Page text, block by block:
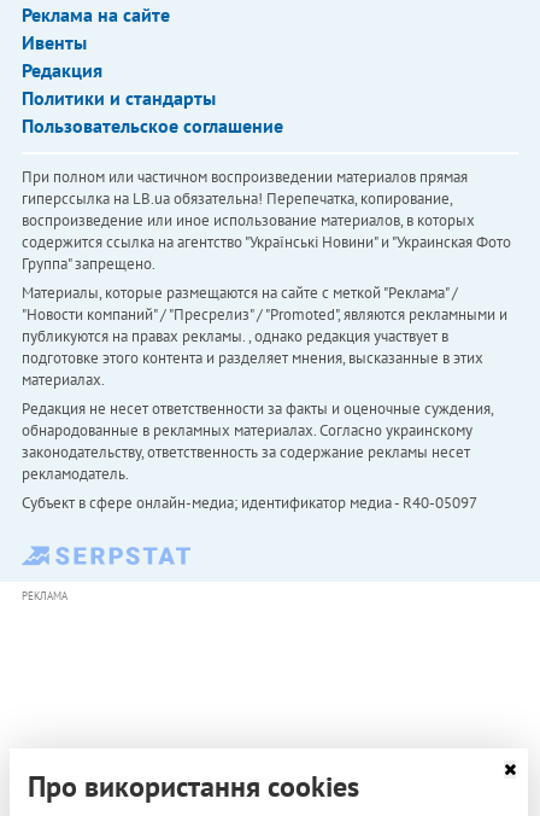
Реклама на сайте
Ивенты
Редакция
Политики и стандарты
Пользовательское соглашение
При полном или частичном воспроизведении материалов прямая
гиперссылка на LB.ua обязательна! Перепечатка, копирование,
воспроизведение или иное использование материалов, в которых
содержится ссылка на агентство "Українськi Новини" и "Украинская Фото
Группа" запрещено.
Материалы, которые размещаются на сайте с меткой "Реклама" /
"Новости компаний" / "Пресрелиз" / "Promoted", являются рекламными и
публикуются на правах рекламы. , однако редакция участвует в
подготовке этого контента и разделяет мнения, высказанные в этих
материалах.
Редакция не несет ответственности за факты и оценочные суждения,
обнародованные в рекламных материалах. Согласно украинскому
законодательству, ответственность за содержание рекламы несет
рекламодатель.
Субъект в сфере онлайн-медиа; идентификатор медиа - R40-05097
РЕКЛАМА
Про використання cookies